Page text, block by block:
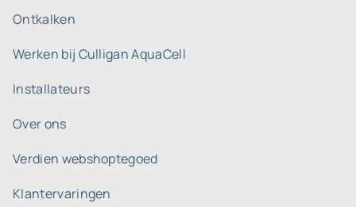
Ontkalken
Werken bij Culligan AquaCell
Installateurs
Over ons
Verdien webshoptegoed
Klantervaringen